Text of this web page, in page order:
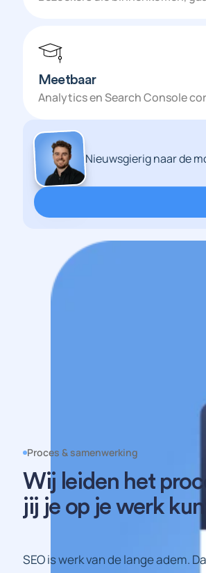
Meetbaar
Analytics en Search Console
Nieuwsgierig naar de
Proces & samenwerking
Wij leiden het
jij je op je werk
SEO is werk van de lange adem.